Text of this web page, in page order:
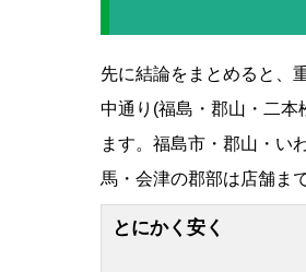
先に結論をまとめると、
中通り(福島・郡山・二本
ます。福島市・郡山・い
馬・会津の郡部は店舗ま
とにかく安く